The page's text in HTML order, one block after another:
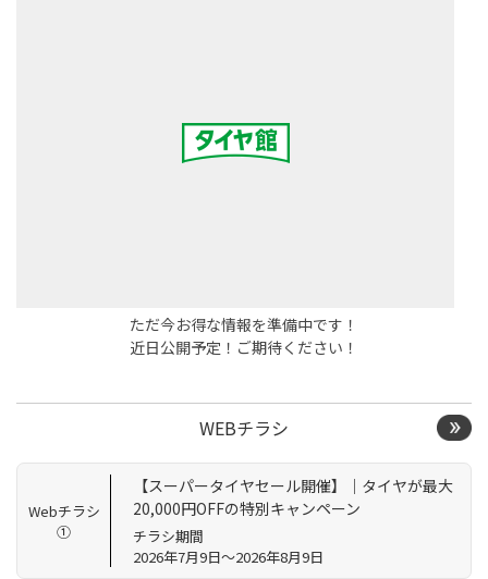
ただ今お得な情報を準備中です！
近日公開予定！ご期待ください！
WEBチラシ
Webチラシ
①
【スーパータイヤセール開催】｜タイヤが最大
20,000円OFFの特別キャンペーン
チラシ期間
2026年7月9日～2026年8月9日